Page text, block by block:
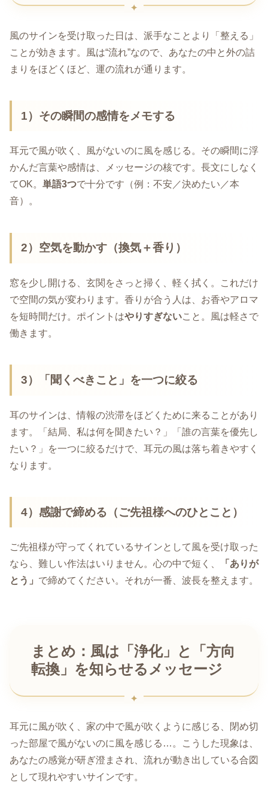
風のサインを受け取った日は、派手なことより「整える」
ことが効きます。風は“流れ”なので、あなたの中と外の詰
まりをほどくほど、運の流れが通ります。
1）その瞬間の感情をメモする
耳元で風が吹く、風がないのに風を感じる。その瞬間に浮
かんだ言葉や感情は、メッセージの核です。長文にしなく
てOK。 単語3つで十分です（例：不安／決めたい／本
音）。
2）空気を動かす（換気＋香り）
窓を少し開ける、玄関をさっと掃く、軽く拭く。これだけ
で空間の気が変わります。香りが合う人は、お香やアロマ
を短時間だけ。ポイントはやりすぎないこと。風は軽さで
働きます。
3）「聞くべきこと」を一つに絞る
耳のサインは、情報の渋滞をほどくために来ることがあり
ます。「結局、私は何を聞きたい？」「誰の言葉を優先し
たい？」を一つに絞るだけで、耳元の風は落ち着きやすく
なります。
4）感謝で締める（ご先祖様へのひとこと）
ご先祖様が守ってくれているサインとして風を受け取った
なら、難しい作法はいりません。心の中で短く、
「ありが
とう」 で締めてください。それが一番、波長を整えます。
まとめ：風は「浄化」と「方向
転換」を知らせるメッセージ
耳元に風が吹く、家の中で風が吹くように感じる、閉め切
った部屋で風がないのに風を感じる…。こうした現象は、
あなたの感覚が研ぎ澄まされ、流れが動き出している合図
として現れやすいサインです。